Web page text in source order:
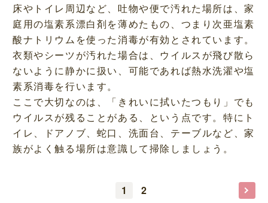
床やトイレ周辺など、吐物や便で汚れた場所は、家
庭用の塩素系漂白剤を薄めたもの、つまり次亜塩素
酸ナトリウムを使った消毒が有効とされています。
衣類やシーツが汚れた場合は、ウイルスが飛び散ら
ないように静かに扱い、可能であれば熱水洗濯や塩
素系消毒を行います。
ここで大切なのは、「きれいに拭いたつもり」でも
ウイルスが残ることがある、という点です。特にト
イレ、ドアノブ、蛇口、洗面台、テーブルなど、家
族がよく触る場所は意識して掃除しましょう。
1 2